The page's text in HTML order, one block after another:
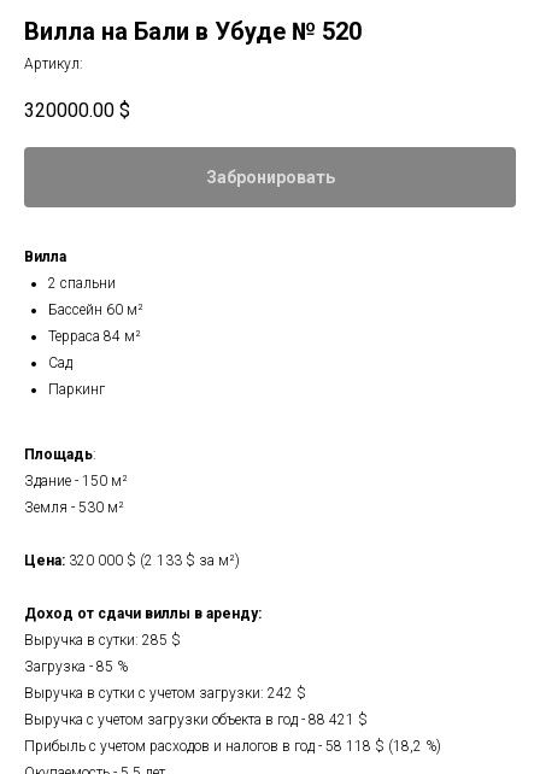
Вилла на Бали в Убуде № 520
Артикул:
320000.00 $
Забронировать
Вилла
2 спальни
Бассейн 60 м²
Терраса 84 м²
Сад
Паркинг
Площадь:
Здание - 150 м²
Земля - 530 м²
Цена: 320 000 $ (2 133 $ за м²)
Доход от сдачи виллы в аренду:
Выручка в сутки: 285 $
Загрузка - 85 %
Выручка в сутки с учетом загрузки: 242 $
Выручка с учетом загрузки объекта в год - 88 421 $
Прибыль с учетом расходов и налогов в год - 58 118 $ (18,2 %)